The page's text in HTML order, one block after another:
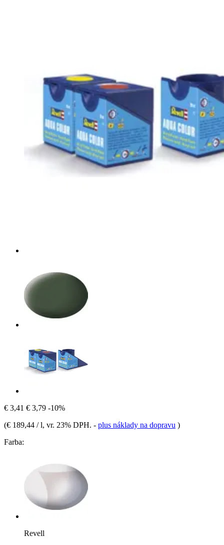
€ 3,41 € 3,79 -10%
(€ 189,44 / l, vr. 23% DPH. - plus náklady na dopravu )
Farba:
Revell